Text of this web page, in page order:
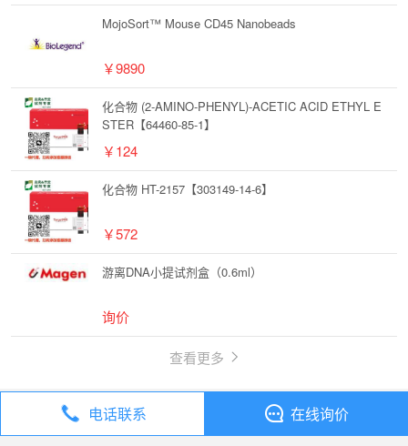
MojoSort™ Mouse CD45 Nanobeads
￥9890
化合物 (2-AMINO-PHENYL)-ACETIC ACID ETHYL E
STER【64460-85-1】
￥124
化合物 HT-2157【303149-14-6】
￥572
游离DNA小提试剂盒（0.6ml）
询价
查看更多
全部分类 试剂
电话联系 在线询价